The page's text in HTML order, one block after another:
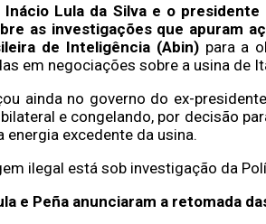
Lula da Silva e o
as investigações que apuram
de Inteligência (Abin) para a
em negociações sobre a usina de
ainda no governo do ex-
e congelando, por decisão
excedente da usina.
ilegal está sob investigação da
e Peña anunciaram a retomada